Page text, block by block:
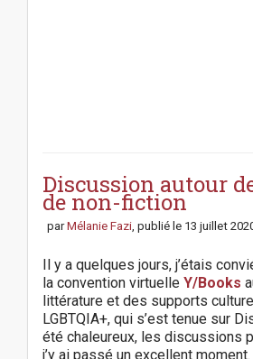
s
t
n
a
v
i
g
a
t
i
Discussion autour
de non-fiction
parMélanie Fazi, publié le 13 juillet
Il y a quelques jours, j’étais
la convention virtuelle Y/Books
littérature et des supports
LGBTQIA+, qui s’est tenue sur
été chaleureux, les discussions
j’y ai passé un excellent